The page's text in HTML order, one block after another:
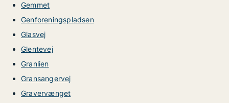
Gemmet
Genforeningspladsen
Glasvej
Glentevej
Granlien
Gransangervej
Gravervænget